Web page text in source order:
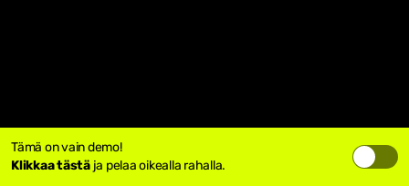
Tämä on vain demo!
Klikkaa tästäja pelaa oikealla rahalla.